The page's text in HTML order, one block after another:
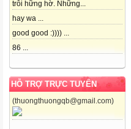
trôi hững hờ. Những...
hay wa ...
good good :)))) ...
86 ...
HỖ TRỢ TRỰC TUYẾN
(thuongthuongqb@gmail.com)